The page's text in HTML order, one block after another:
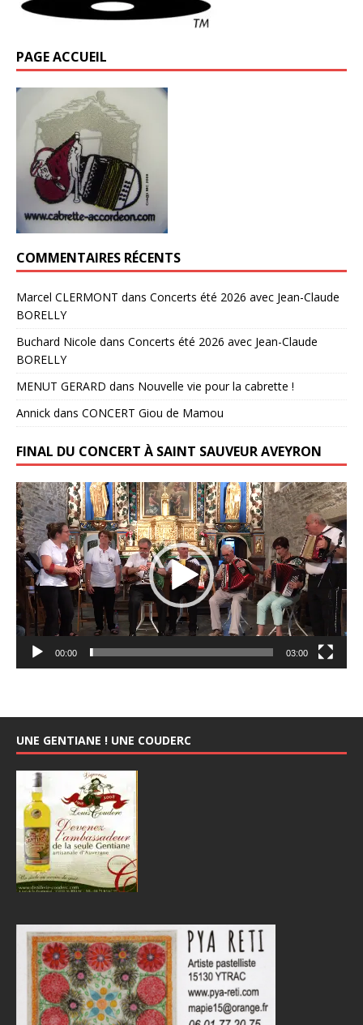
PAGE ACCUEIL
COMMENTAIRES RÉCENTS
Marcel CLERMONT dans Concerts été 2026 avec Jean-Claude
BORELLY
Buchard Nicole dans Concerts été 2026 avec Jean-Claude
BORELLY
MENUT GERARD dans Nouvelle vie pour la cabrette !
Annick dans CONCERT Giou de Mamou
FINAL DU CONCERT À SAINT SAUVEUR AVEYRON
Lecteur
vidéo
00:00 03:00
UNE GENTIANE ! UNE COUDERC